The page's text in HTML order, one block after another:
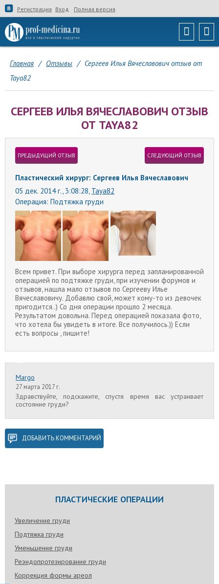
Регистрация Вход Полная версия
Главная / Отзывы / Сергеев Илья Вячеславович отзыв от
Taya82
СЕРГЕЕВ ИЛЬЯ ВЯЧЕСЛАВОВИЧ ОТЗЫВ
ОТ TAYA82
ПРЕДЫДУЩИЙ ОТЗЫВ СЛЕДУЮЩИЙ ОТЗЫВ
Пластический хирург: Сергеев Илья Вячеславович
05 дек. 2014 г., 3:08:28, Taya82
Операция: Подтяжка груди
Всем привет. При выборе хирурга перед запланированной
операцией по подтяжке груди, при изучении форумов и
отзывов, нашла мало отзывов по Сергееву Илье
Вячеславовичу. Добавлю свой, может кому-то из девочек
пригодится..) Со дня операции прошло 2 месяца.
Результатом довольна. Перед операцией показала фото,
что хотела бы увидеть в итоге. Все получилось.)) Если
есть вопросы , пишите!
Margo
27 марта 2017 г.
Здравствуйте, подскажите, спустя время вас устраивает
состояние груди?
ДОБАВИТЬ КОММЕНТАРИЙ
ПЛАСТИЧЕСКИЕ ОПЕРАЦИИ
Увеличение груди
Подтяжка груди
Уменьшение груди
Реэндопротезирование груди
Коррекция формы ареол